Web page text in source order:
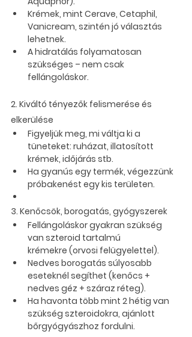
Krémek, mint Cerave, Cetaphil,
Vanicream, szintén jó választás
lehetnek.
A hidratálás folyamatosan
szükséges – nem csak
fellángoláskor.
2. Kiváltó tényezők felismerése és
elkerülése
Figyeljük meg, mi váltja ki a
tüneteket: ruházat, illatosított
krémek, időjárás stb.
Ha gyanús egy termék, végezzünk
próbakenést egy kis területen.
3. Kenőcsök, borogatás, gyógyszerek
Fellángoláskor gyakran szükség
van szteroid tartalmú
krémekre (orvosi felügyelettel).
Nedves borogatás súlyosabb
eseteknél segíthet (kenőcs +
nedves géz + száraz réteg).
Ha havonta több mint 2 hétig van
szükség szteroidokra, ajánlott
bőrgyógyászhoz fordulni.